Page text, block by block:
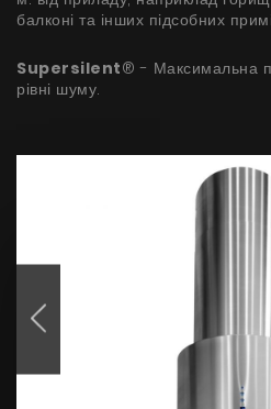
балконі та інших підсобних
Supersilent® - Максимальна
рівні шуму.